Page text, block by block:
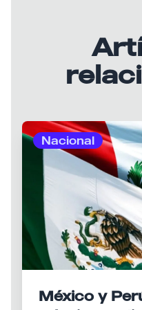
Nacional
México y